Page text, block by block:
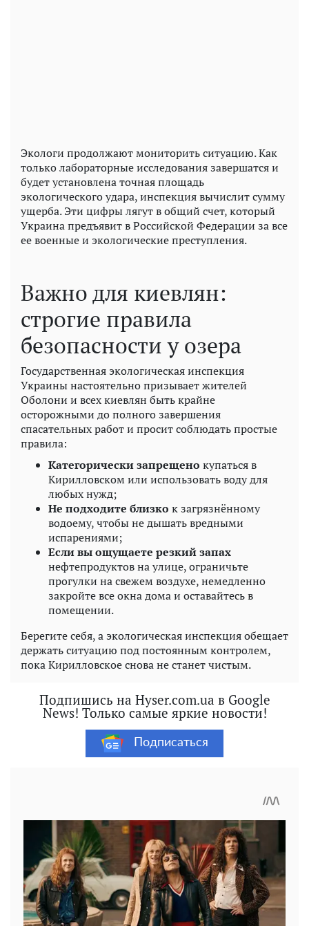
Экологи продолжают мониторить ситуацию. Как
только лабораторные исследования завершатся и
будет установлена ​​точная площадь
экологического удара, инспекция вычислит сумму
ущерба. Эти цифры лягут в общий счет, который
Украина предъявит в Российской Федерации за все
ее военные и экологические преступления.
Важно для киевлян:
строгие правила
безопасности у озера
Государственная экологическая инспекция
Украины настоятельно призывает жителей
Оболони и всех киевлян быть крайне
осторожными до полного завершения
спасательных работ и просит соблюдать простые
правила:
Категорически запрещено купаться в
Кирилловском или использовать воду для
любых нужд;
Не подходите близко к загрязнённому
водоему, чтобы не дышать вредными
испарениями;
Если вы ощущаете резкий запах
нефтепродуктов на улице, ограничьте
прогулки на свежем воздухе, немедленно
закройте все окна дома и оставайтесь в
помещении.
Берегите себя, а экологическая инспекция обещает
держать ситуацию под постоянным контролем,
пока Кирилловское снова не станет чистым.
Подпишись на Hyser.com.ua в Google
News! Только самые яркие новости!
Подписаться